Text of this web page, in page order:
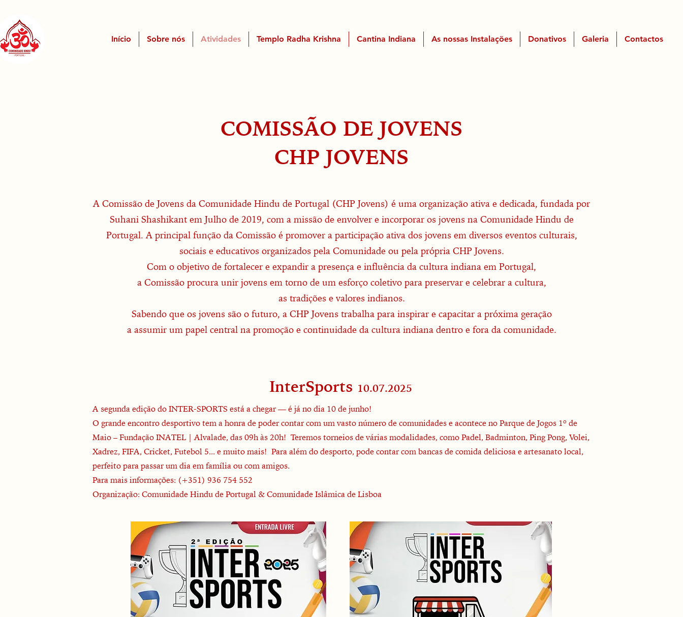
Início Sobre nós Atividades Templo Radha Krishna Cantina Indiana As nossas Instalações Donativos Galeria Contactos
COMISSÃO DE JOVENS
CHP JOVENS
A Comissão de Jovens da Comunidade Hindu de Portugal (CHP Jovens) é uma organização ativa e dedicada, fundada por
Suhani Shashikant em Julho de 2019, com a missão de envolver e incorporar os jovens na Comunidade Hindu de
Portugal. A principal função da Comissão é promover a participação ativa dos jovens em diversos eventos culturais,
sociais e educativos organizados pela Comunidade ou pela própria CHP Jovens.
Com o objetivo de fortalecer e expandir a presença e influência da cultura indiana em Portugal,
a Comissão procura unir jovens em torno de um esforço coletivo para preservar e celebrar a cultura,
as tradições e valores indianos.
Sabendo que os jovens são o futuro, a CHP Jovens trabalha para inspirar e capacitar a próxima geração
a assumir um papel central na promoção e continuidade da cultura indiana dentro e fora da comunidade.
InterSports 10.07.2025
A segunda edição do INTER-SPORTS está a chegar — é já no dia 10 de junho!
O grande encontro desportivo tem a honra de poder contar com um vasto número de comunidades e acontece no Parque de Jogos 1º de
Maio – Fundação INATEL | Alvalade, das 09h às 20h! Teremos torneios de várias modalidades, como Padel, Badminton, Ping Pong, Volei,
Xadrez, FIFA, Cricket, Futebol 5... e muito mais! Para além do desporto, pode contar com bancas de comida deliciosa e artesanato local,
perfeito para passar um dia em família ou com amigos.
Para mais informações: ‪(+351) 936 754 552
Organização: Comunidade Hindu de Portugal & Comunidade Islâmica de Lisboa